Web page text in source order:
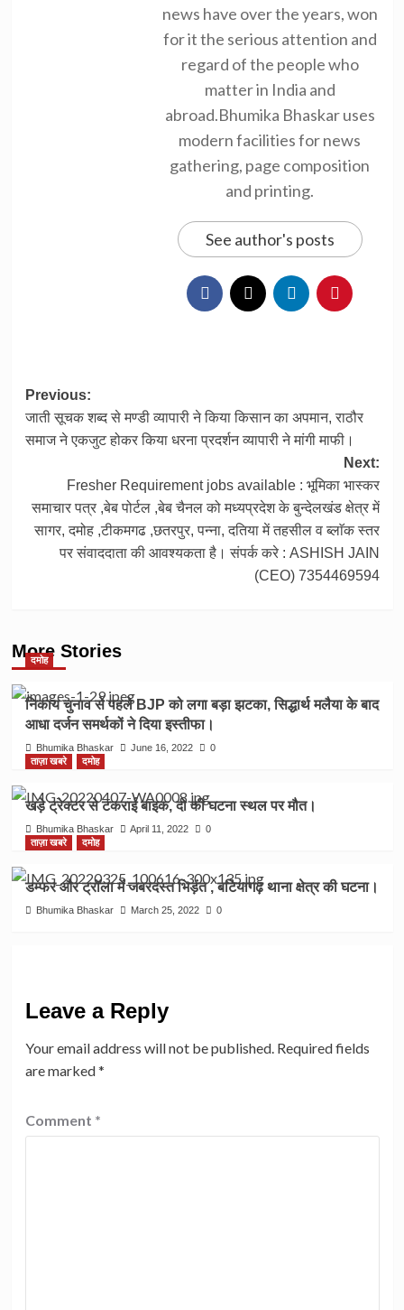
news have over the years, won
for it the serious attention and
regard of the people who
matter in India and
abroad.Bhumika Bhaskar uses
modern facilities for news
gathering, page composition
and printing.
See author's posts
Post
navigation
Previous:
जाती सूचक शब्द से मण्डी व्यापारी ने किया किसान का अपमान, राठौर
समाज ने एकजुट होकर किया धरना प्रदर्शन व्यापारी ने मांगी माफी।
Next:
Fresher Requirement jobs available : भूमिका भास्कर
समाचार पत्र ,बेब पोर्टल ,बेब चैनल को मध्यप्रदेश के बुन्देलखंड क्षेत्र में
सागर, दमोह ,टीकमगढ ,छतरपुर, पन्ना, दतिया में तहसील व ब्लाॅक स्तर
पर संवाददाता की आवश्यकता है। संपर्क करे : ASHISH JAIN
(CEO) 7354469594
More Stories
दमोह
निकाय चुनाव से पहले BJP को लगा बड़ा झटका, सिद्धार्थ मलैया के बाद
आधा दर्जन समर्थकों ने दिया इस्तीफा।
Bhumika Bhaskar June 16, 2022
0
ताज़ा खबरे
दमोह
खड़े ट्रेक्टर से टकराई बाइक, दो की घटना स्थल पर मौत।
Bhumika Bhaskar April 11, 2022
0
ताज़ा खबरे
दमोह
डम्फर और ट्रॉला में जबरदस्त भिड़ंत , बटियागढ़ थाना क्षेत्र की घटना।
Bhumika Bhaskar March 25, 2022 0
Leave a Reply
Your email address will not be published. Required fields
are marked*
Comment *